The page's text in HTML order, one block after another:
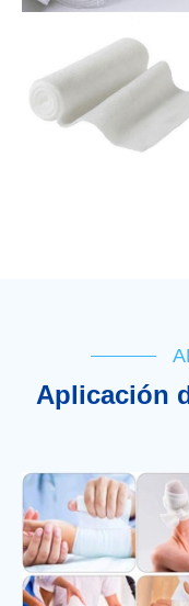
Aplicación